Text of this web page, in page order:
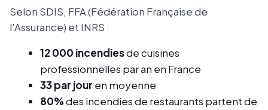
Selon SDIS, FFA (Fédération Française de
l'Assurance) et INRS :
12 000 incendiesde cuisines
professionnelles par an en France
33 par jour en moyenne
80%des incendies de restaurants partent de